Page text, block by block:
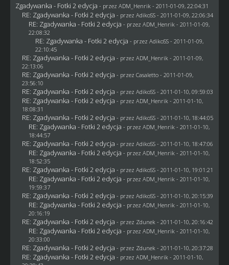
Zgadywanka - Fotki 2 edycja - przez ADM_Henrik - 2011-01-09, 22:04:31
RE: Zgadywanka - Fotki 2 edycja - przez AdikoSS - 2011-01-09, 22:06:34
RE: Zgadywanka - Fotki 2 edycja - przez ADM_Henrik - 2011-01-09,
22:08:32
RE: Zgadywanka - Fotki 2 edycja - przez AdikoSS - 2011-01-09,
22:10:45
RE: Zgadywanka - Fotki 2 edycja - przez ADM_Henrik - 2011-01-09,
22:13:06
RE: Zgadywanka - Fotki 2 edycja - przez Casaletto- 2011-01-09,
23:56:10
RE: Zgadywanka - Fotki 2 edycja - przez AdikoSS - 2011-01-10, 09:59:03
RE: Zgadywanka - Fotki 2 edycja - przez ADM_Henrik - 2011-01-10,
18:08:31
RE: Zgadywanka - Fotki 2 edycja - przez AdikoSS - 2011-01-10, 18:44:05
RE: Zgadywanka - Fotki 2 edycja - przez ADM_Henrik - 2011-01-10,
18:44:57
RE: Zgadywanka - Fotki 2 edycja - przez AdikoSS - 2011-01-10, 18:47:06
RE: Zgadywanka - Fotki 2 edycja - przez ADM_Henrik - 2011-01-10,
18:52:35
RE: Zgadywanka - Fotki 2 edycja - przez AdikoSS - 2011-01-10, 19:01:21
RE: Zgadywanka - Fotki 2 edycja - przez ADM_Henrik - 2011-01-10,
19:59:37
RE: Zgadywanka - Fotki 2 edycja - przez AdikoSS - 2011-01-10, 20:15:39
RE: Zgadywanka - Fotki 2 edycja - przez ADM_Henrik - 2011-01-10,
20:16:19
RE: Zgadywanka - Fotki 2 edycja - przez Zdunek - 2011-01-10, 20:16:42
RE: Zgadywanka - Fotki 2 edycja - przez ADM_Henrik - 2011-01-10,
20:33:00
RE: Zgadywanka - Fotki 2 edycja - przez Zdunek - 2011-01-10, 20:37:28
RE: Zgadywanka - Fotki 2 edycja - przez ADM_Henrik - 2011-01-10,